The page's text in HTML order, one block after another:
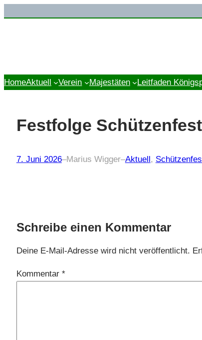
HomeAktuell Verein Majestäten Leitfaden
Festfolge
7. Juni 2026–Marius Wigger–Aktuell ,
Schreibe einen Kommentar
Deine E-Mail-Adresse wird nicht veröffentlicht.
Kommentar *